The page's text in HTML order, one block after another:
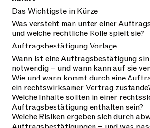
Das Wichtigste in Kürze
Was versteht man unter einer
und welche rechtliche Rolle spielt sie?
Auftragsbestätigung Vorlage
Wann ist eine Auftragsbestätigung
notwendig – und wann kann auf sie
Wie und wann kommt durch eine
ein rechtswirksamer Vertrag
Welche Inhalte sollten in einer
Auftragsbestätigung enthalten sein?
Welche Risiken ergeben sich durch